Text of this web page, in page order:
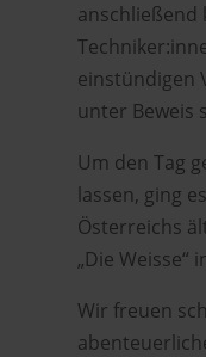
anschließend
einstündigen
unter Beweis
Um den Tag
lassen, ging
Österreichs
„Die Weisse“
Wir freuen